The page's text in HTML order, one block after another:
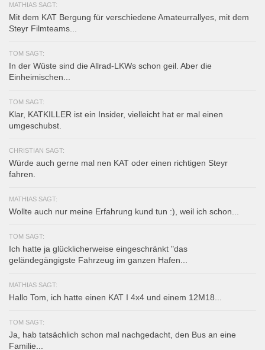
MATHIAS SAGT:
Mit dem KAT Bergung für verschiedene Amateurrallyes, mit dem
Steyr Filmteams...
TOM SAGT:
In der Wüste sind die Allrad-LKWs schon geil. Aber die
Einheimischen...
TOM SAGT:
Klar, KATKILLER ist ein Insider, vielleicht hat er mal einen
umgeschubst.
CHRISTIAN SAGT:
Würde auch gerne mal nen KAT oder einen richtigen Steyr
fahren.
MATHIAS SAGT:
Wollte auch nur meine Erfahrung kund tun :), weil ich schon...
TOM SAGT:
Ich hatte ja glücklicherweise eingeschränkt "das
geländegängigste Fahrzeug im ganzen Hafen...
MATHIAS SAGT:
Hallo Tom, ich hatte einen KAT I 4x4 und einem 12M18...
TOM SAGT:
Ja, hab tatsächlich schon mal nachgedacht, den Bus an eine
Familie...